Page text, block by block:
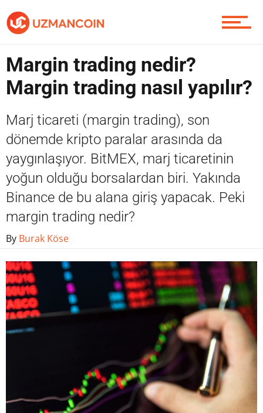
Soru Sor
Contact / İletişim
Margin trading nedir?
Margin trading nasıl yapılır?
Marj ticareti (margin trading), son
dönemde kripto paralar arasında da
yaygınlaşıyor. BitMEX, marj ticaretinin
yoğun olduğu borsalardan biri. Yakında
Binance de bu alana giriş yapacak. Peki
margin trading nedir?
By Burak Köse